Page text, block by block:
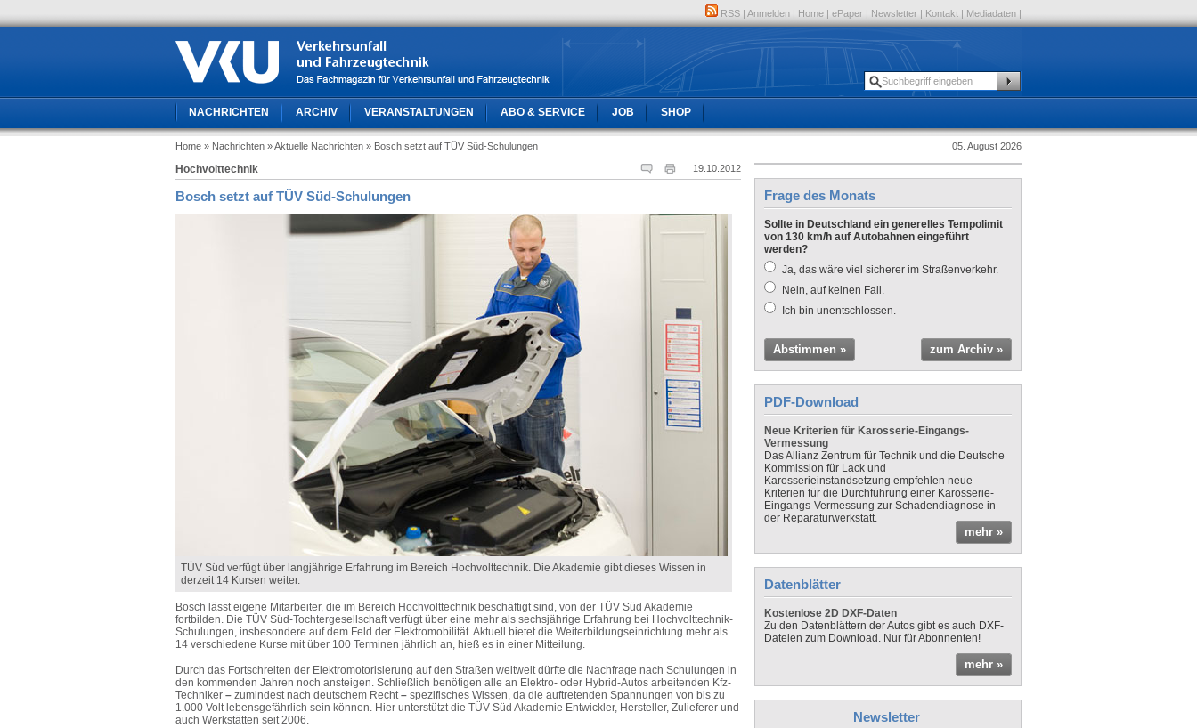
RSS | Anmelden | Home | ePaper | Newsletter | Kontakt | Mediadaten |
NACHRICHTEN ARCHIV VERANSTALTUNGEN ABO & SERVICE JOB SHOP
Home » Nachrichten » Aktuelle Nachrichten » Bosch setzt auf TÜV Süd-Schulungen 05. August 2026
19.10.2012
Hochvolttechnik
Bosch setzt auf TÜV Süd-Schulungen
TÜV Süd verfügt über langjährige Erfahrung im Bereich Hochvolttechnik. Die Akademie gibt dieses Wissen in
derzeit 14 Kursen weiter.
Bosch lässt eigene Mitarbeiter, die im Bereich Hochvolttechnik beschäftigt sind, von der TÜV Süd Akademie
fortbilden. Die TÜV Süd-Tochtergesellschaft verfügt über eine mehr als sechsjährige Erfahrung bei Hochvolttechnik-
Schulungen, insbesondere auf dem Feld der Elektromobilität. Aktuell bietet die Weiterbildungseinrichtung mehr als
14 verschiedene Kurse mit über 100 Terminen jährlich an, hieß es in einer Mitteilung.
Durch das Fortschreiten der Elektromotorisierung auf den Straßen weltweit dürfte die Nachfrage nach Schulungen in
den kommenden Jahren noch ansteigen. Schließlich benötigen alle an Elektro- oder Hybrid-Autos arbeitenden Kfz-
Techniker – zumindest nach deutschem Recht– spezifisches Wissen, da die auftretenden Spannungen von bis zu
1.000 Volt lebensgefährlich sein können. Hier unterstützt die TÜV Süd Akademie Entwickler, Hersteller, Zulieferer und
auch Werkstätten seit 2006.
Frage des Monats
Sollte in Deutschland ein generelles Tempolimit
von 130 km/h auf Autobahnen eingeführt
werden?
Ja, das wäre viel sicherer im Straßenverkehr.
Nein, auf keinen Fall.
Ich bin unentschlossen.
Abstimmen » zum Archiv »
PDF-Download
Neue Kriterien für Karosserie-Eingangs-
Vermessung
Das Allianz Zentrum für Technik und die Deutsche
Kommission für Lack und
Karosserieinstandsetzung empfehlen neue
Kriterien für die Durchführung einer Karosserie-
Eingangs-Vermessung zur Schadendiagnose in
der Reparaturwerkstatt.
mehr »
Datenblätter
Kostenlose 2D DXF-Daten
Zu den Datenblättern der Autos gibt es auch DXF-
Dateien zum Download. Nur für Abonnenten!
mehr »
Newsletter